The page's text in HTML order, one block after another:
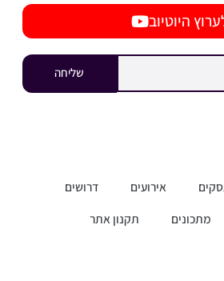
היוטיוב
שליחה
אירועים
דרושים
מתכונים תקנון אתר